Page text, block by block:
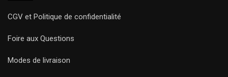
CGV et Politique de confidentialité
Foire aux Questions
Modes de livraison